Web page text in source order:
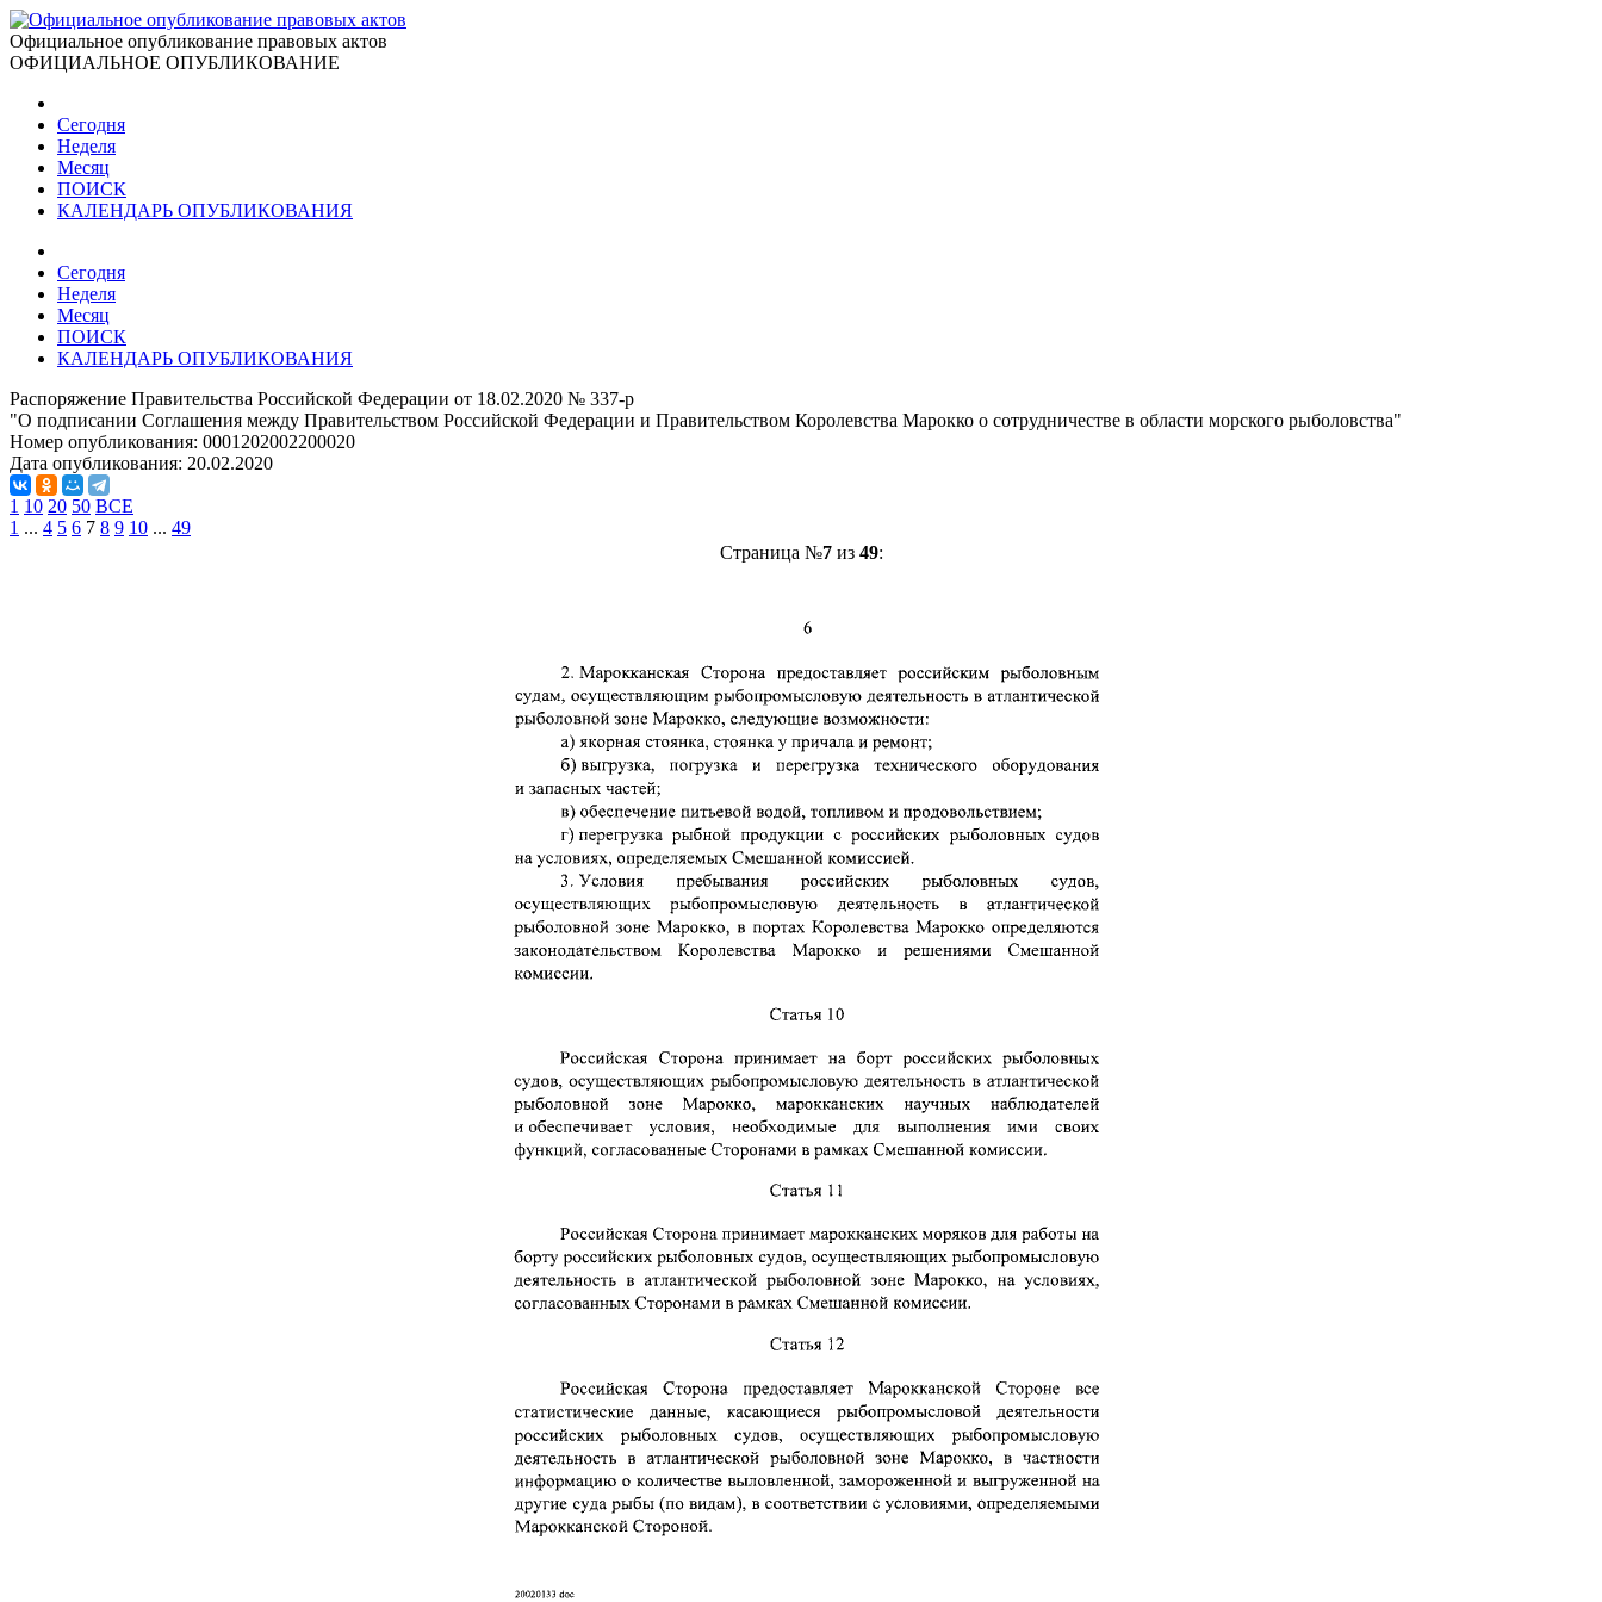
Официальное опубликование правовых актов
ОФИЦИАЛЬНОЕ ОПУБЛИКОВАНИЕ
Сегодня
Неделя
Месяц
ПОИСК
КАЛЕНДАРЬ ОПУБЛИКОВАНИЯ
Сегодня
Неделя
Месяц
ПОИСК
КАЛЕНДАРЬ ОПУБЛИКОВАНИЯ
Распоряжение Правительства Российской Федерации от 18.02.2020 № 337-р
"О подписании Соглашения между Правительством Российской Федерации и Правительством Королевства Марокко о сотрудничестве в области морского рыболовства"
Номер опубликования: 0001202002200020
Дата опубликования: 20.02.2020
1 10 20 50 ВСЕ
1 ... 4 5 6 7 8 9 10 ... 49
Страница №7из 49: